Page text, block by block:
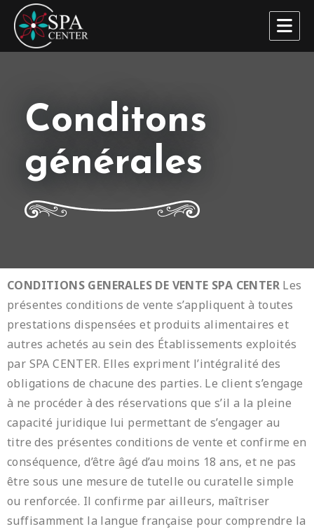
SPA Center
Conditons
générales
CONDITIONS GENERALES DE VENTE SPA CENTER Les
présentes conditions de vente s’appliquent à toutes
prestations dispensées et produits alimentaires et
autres achetés au sein des Établissements exploités
par SPA CENTER. Elles expriment l’intégralité des
obligations de chacune des parties. Le client s’engage
à ne procéder à des réservations que s’il a la pleine
capacité juridique lui permettant de s’engager au
titre des présentes conditions de vente et confirme en
conséquence, d’être âgé d’au moins 18 ans, et ne pas
être sous une mesure de tutelle ou curatelle simple
ou renforcée. Il confirme par ailleurs, maîtriser
suffisamment la langue française pour comprendre la